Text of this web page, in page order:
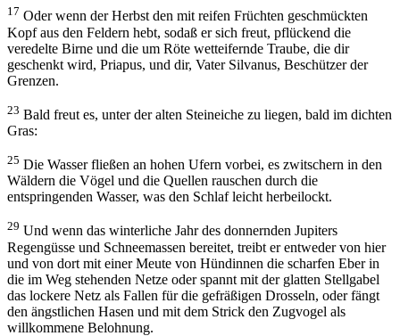
17 Oder wenn der Herbst den mit reifen Früchten geschmückten
Kopf aus den Feldern hebt, sodaß er sich freut, pflückend die
veredelte Birne und die um Röte wetteifernde Traube, die dir
geschenkt wird, Priapus, und dir, Vater Silvanus, Beschützer der
Grenzen.
23 Bald freut es, unter der alten Steineiche zu liegen, bald im dichten
Gras:
25 Die Wasser fließen an hohen Ufern vorbei, es zwitschern in den
Wäldern die Vögel und die Quellen rauschen durch die
entspringenden Wasser, was den Schlaf leicht herbeilockt.
29 Und wenn das winterliche Jahr des donnernden Jupiters
Regengüsse und Schneemassen bereitet, treibt er entweder von hier
und von dort mit einer Meute von Hündinnen die scharfen Eber in
die im Weg stehenden Netze oder spannt mit der glatten Stellgabel
das lockere Netz als Fallen für die gefräßigen Drosseln, oder fängt
den ängstlichen Hasen und mit dem Strick den Zugvogel als
willkommene Belohnung.